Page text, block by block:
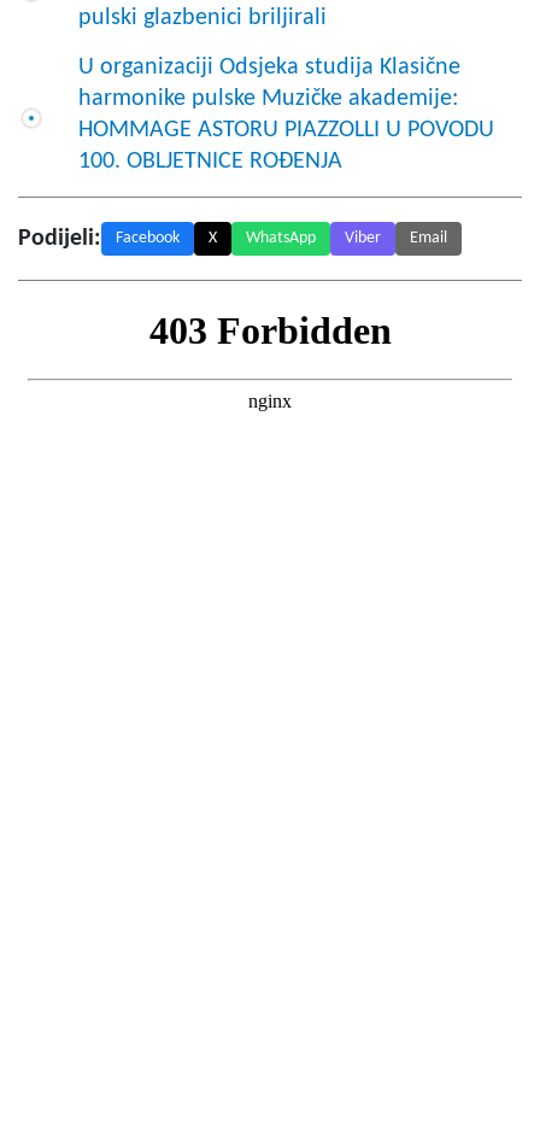
pulski glazbenici briljirali
U organizaciji Odsjeka studija Klasične
harmonike pulske Muzičke akademije:
HOMMAGE ASTORU PIAZZOLLI U POVODU
100. OBLJETNICE ROĐENJA
Podijeli: Facebook X WhatsApp Viber Email